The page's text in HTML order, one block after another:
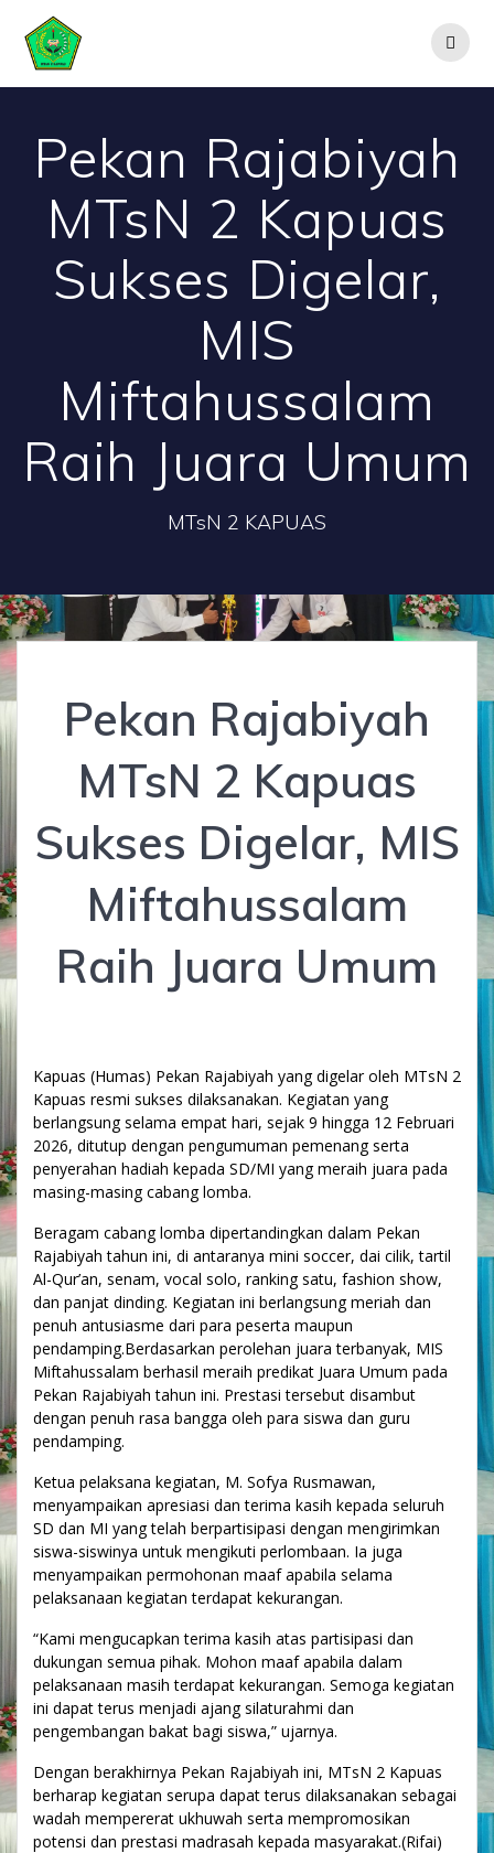
Pekan Rajabiyah
MTsN 2 Kapuas
Sukses Digelar,
MIS
Miftahussalam
Raih Juara Umum
MTsN 2 KAPUAS
Pekan Rajabiyah
MTsN 2 Kapuas
Sukses Digelar, MIS
Miftahussalam
Raih Juara Umum
Kapuas (Humas) Pekan Rajabiyah yang digelar oleh MTsN 2
Kapuas resmi sukses dilaksanakan. Kegiatan yang
berlangsung selama empat hari, sejak 9 hingga 12 Februari
2026, ditutup dengan pengumuman pemenang serta
penyerahan hadiah kepada SD/MI yang meraih juara pada
masing-masing cabang lomba.
Beragam cabang lomba dipertandingkan dalam Pekan
Rajabiyah tahun ini, di antaranya mini soccer, dai cilik, tartil
Al-Qur’an, senam, vocal solo, ranking satu, fashion show,
dan panjat dinding. Kegiatan ini berlangsung meriah dan
penuh antusiasme dari para peserta maupun
pendamping.Berdasarkan perolehan juara terbanyak, MIS
Miftahussalam berhasil meraih predikat Juara Umum pada
Pekan Rajabiyah tahun ini. Prestasi tersebut disambut
dengan penuh rasa bangga oleh para siswa dan guru
pendamping.
Ketua pelaksana kegiatan, M. Sofya Rusmawan,
menyampaikan apresiasi dan terima kasih kepada seluruh
SD dan MI yang telah berpartisipasi dengan mengirimkan
siswa-siswinya untuk mengikuti perlombaan. Ia juga
menyampaikan permohonan maaf apabila selama
pelaksanaan kegiatan terdapat kekurangan.
“Kami mengucapkan terima kasih atas partisipasi dan
dukungan semua pihak. Mohon maaf apabila dalam
pelaksanaan masih terdapat kekurangan. Semoga kegiatan
ini dapat terus menjadi ajang silaturahmi dan
pengembangan bakat bagi siswa,” ujarnya.
Dengan berakhirnya Pekan Rajabiyah ini, MTsN 2 Kapuas
berharap kegiatan serupa dapat terus dilaksanakan sebagai
wadah mempererat ukhuwah serta mempromosikan
potensi dan prestasi madrasah kepada masyarakat.(Rifai)